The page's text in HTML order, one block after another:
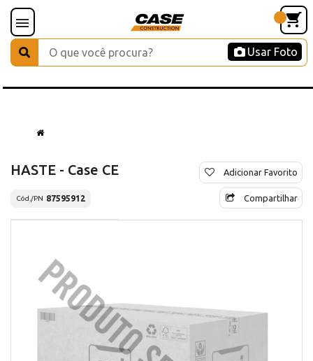
Usar Foto
HASTE - Case CE
Cód./PN 87595912
Adicionar Favorito
Compartilhar